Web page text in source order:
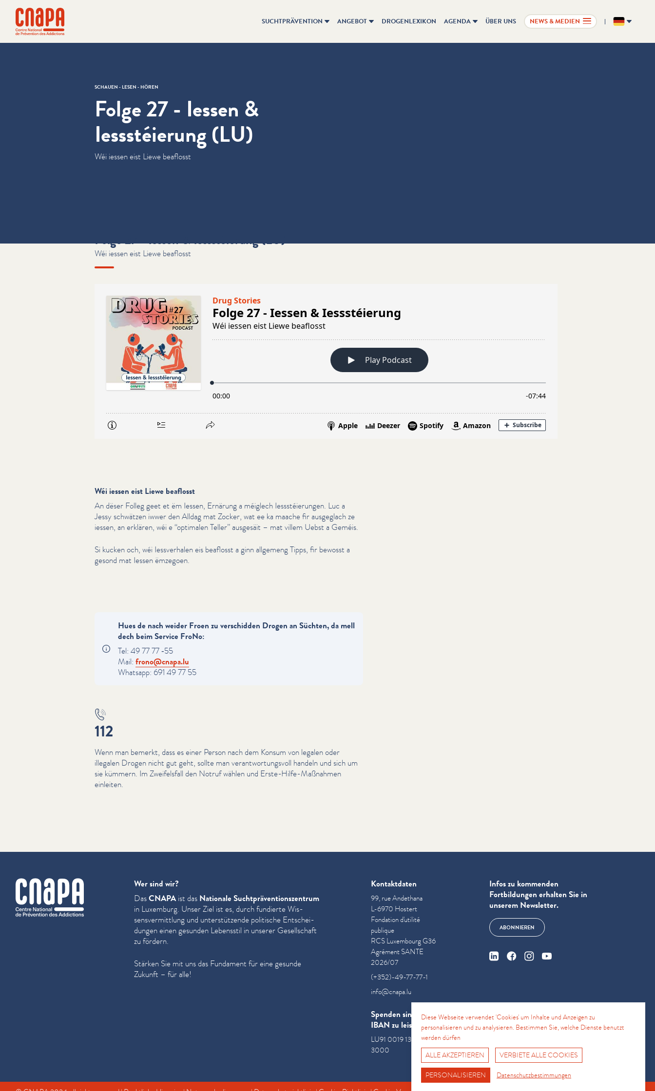
Direkt zum Inhalt springen
cnapa
SUCHTPRÄVENTION ANGEBOT DROGENLEXIKON AGENDA ÜBER UNS NEWS & MEDIEN DE
SCHAUEN - LESEN - HÖREN
Folge 27 - Iessen &
Iessstéierung (LU)
Wéi iessen eist Liewe beaflosst
Folge 27 - Iessen & Iessstéierung (LU)
Wéi iessen eist Liewe beaflosst
Wéi iessen eist Liewe beaflosst
An dëser Folleg geet et ëm Iessen, Ernärung a méiglech Iessstéierun­gen. Luc a
Jessy schwätzen iwwer den Alldag mat Zocker, wat ee ka maache fir ausgeglach ze
iessen, an erklären, wéi e“optimalen Teller” ausgesäit – mat villem Uebst a Geméis.
Si kucken och, wéi Iessver­halen eis beaflosst a ginn allgemeng Tipps, fir bewosst a
gesond mat Iessen ëmzegoen.
Hues de nach weider Froen zu verschidden Drogen an Süchten, da mell
dech beim Service FroNo:
Tel: 49 77 77 ‑55
Mail: frono@​cnapa.​lu
Whatsapp: 691 49 77 55
112
Wenn man bemerkt, dass es einer Person nach dem Konsum von legalen oder
illegalen Drogen nicht gut geht, sollte man ver­ant­wor­tungsvoll handeln und sich um
sie kümmern. Im Zweifels­fall den Notruf wählen und Erste-Hilfe-Maßnahmen
einleiten.
Fro No
Support Hotline
cnapa
Wer sind wir?
DasCNAPAist das Nationale Sucht­präven­tion­szen­trum
in Luxemburg. Unser Ziel ist es, durch fundierte Wis­
sensver­mit­tlung und unter­stützende politische Entschei­
dun­gen einen gesunden Lebensstil in unserer Gesellschaft
zu fördern.
Stärken Sie mit uns das Fundament für eine gesunde
Zukunft – für alle!
Kontaktdaten
99, rue Andethana
L-6970 Hostert
Fondation d'utilité
publique
RCS Luxembourg G36
Agrément SANTE
2026/07
(+352)-49-77-77-1
info@cnapa.lu
Spenden sind an die
IBAN zu leisten
LU91 0019 1300 0854
3000
Infos zu kommenden
Fortbildungen erhalten Sie in
unserem Newsletter.
ABONNIEREN
Cookie-Einstellungen
Diese Webseite verwendet 'Cookies' um Inhalte und Anzeigen zu
personalisieren und zu analysieren. Bestimmen Sie, welche Dienste benutzt
werden dürfen
ALLE AKZEPTIEREN
VERBIETE ALLE COOKIES
PERSONALISIEREN Datenschutzbestimmungen